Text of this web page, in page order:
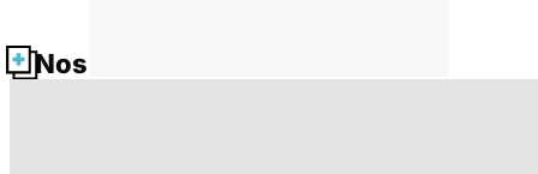
Nos fiches santé